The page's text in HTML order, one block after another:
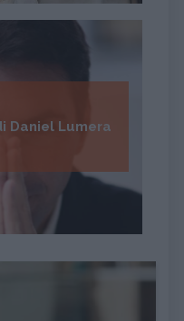
Daniel Lumera